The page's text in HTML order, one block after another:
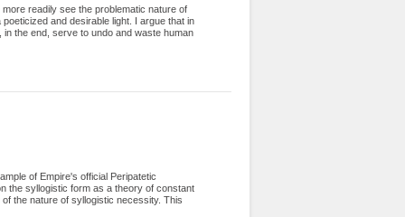
readily see the problematic nature of
and desirable light. I argue that in
in the end, serve to undo and waste human
violence to which these idealized
of Empire's official Peripatetic
the syllogistic form as a theory of constant
the nature of syllogistic necessity. This